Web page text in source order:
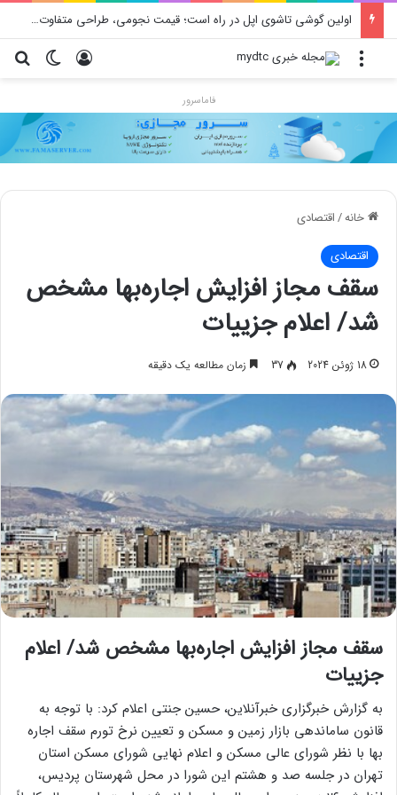
محدودیت جدید اینستاگرام: هر پست فقط پنج هشتگ
تغییر ورود منو
فاماسرور
خانه/اقتصادی
اقتصادی
سقف مجاز افزایش اجاره‌بها مشخص
شد/ اعلام جزییات
18 ژوئن 2024 37 زمان مطالعه یک دقیقه
سقف مجاز افزایش اجاره‌بها مشخص شد/ اعلام
جزییات
به گزارش خبرگزاری خبرآنلاین، حسین جنتی اعلام کرد: با توجه به
قانون ساماندهی بازار زمین و مسکن و تعیین نرخ تورم سقف اجاره
بها با نظر شورای عالی مسکن و اعلام نهایی شورای مسکن استان
تهران در جلسه صد و هشتم این شورا در محل شهرستان پردیس،